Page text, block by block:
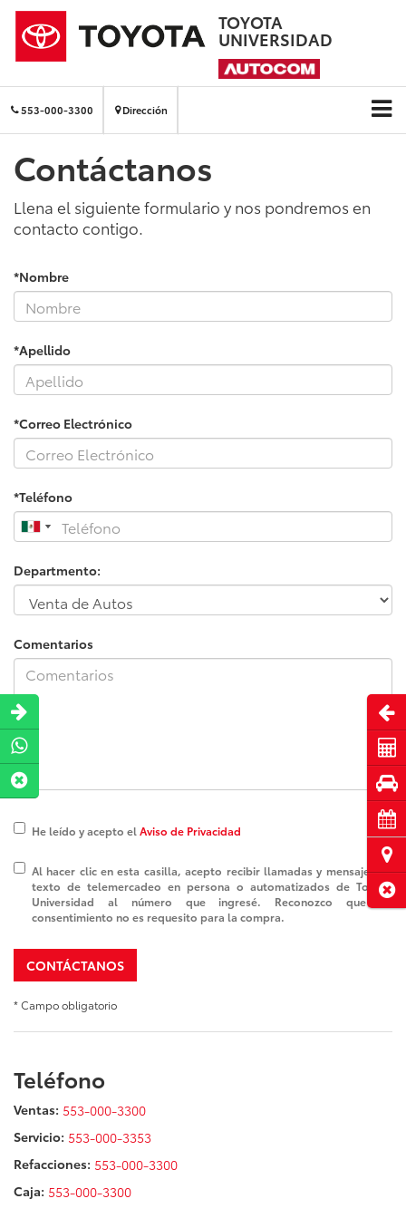
TOYOTA
UNIVERSIDAD
553-000-3300 Dirección
Contáctanos
Llena el siguiente formulario y nos pondremos en
contacto contigo.
*Nombre
*Apellido
*Correo Electrónico
*Teléfono
Departmento:
Comentarios
He leído y acepto elAviso de Privacidad
Al hacer clic en esta casilla, acepto recibir llamadas y mensajes de
texto de telemercadeo en persona o automatizados de Toyota
Universidad al número que ingresé. Reconozco que mi
consentimiento no es requesito para la compra.
CONTÁCTANOS
* Campo obligatorio
Teléfono
Ventas: 553-000-3300
Servicio: 553-000-3353
Refacciones: 553-000-3300
Caja: 553-000-3300